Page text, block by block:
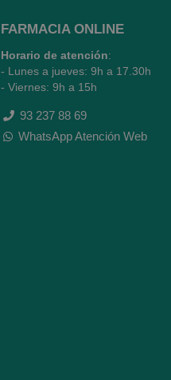
FARMACIA ONLINE
Horario de atención:
- Lunes a jueves: 9h a 17.30h
- Viernes: 9h a 15h
93 237 88 69
WhatsApp Atención Web